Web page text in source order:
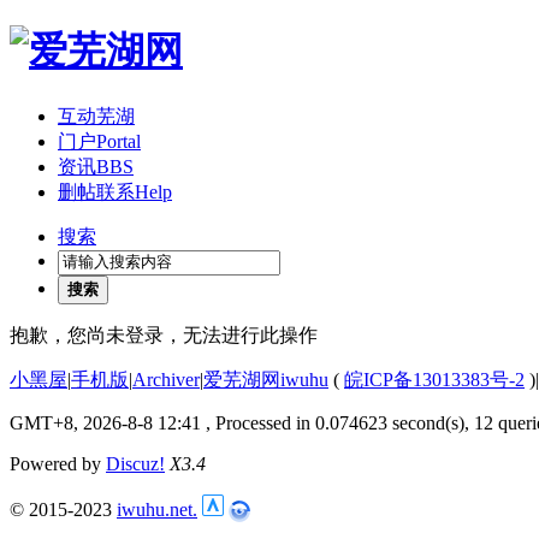
互动芜湖
门户Portal
资讯BBS
删帖联系Help
搜索
搜索
抱歉，您尚未登录，无法进行此操作
小黑屋|手机版|Archiver|爱芜湖网iwuhu ( 皖ICP备13013383号-2 )|
GMT+8, 2026-8-8 12:41 , Processed in 0.074623 second(s), 12
Powered by Discuz! X3.4
© 2015-2023 iwuhu.net.